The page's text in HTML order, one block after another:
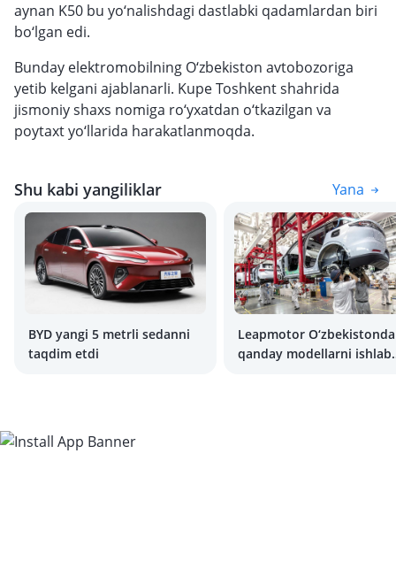
aynan K50 bu yo‘nalishdagi dastlabki qadamlardan biri
bo‘lgan edi.
Bunday elektromobilning O‘zbekiston avtobozoriga
yetib kelgani ajablanarli. Kupe Toshkent shahrida
jismoniy shaxs nomiga ro‘yxatdan o‘tkazilgan va
poytaxt yo‘llarida harakatlanmoqda.
Shu kabi yangiliklar Yana
BYD yangi 5 metrli sedanni
taqdim etdi
Leapmotor O‘zbekistonda
qanday modellarni ishlab